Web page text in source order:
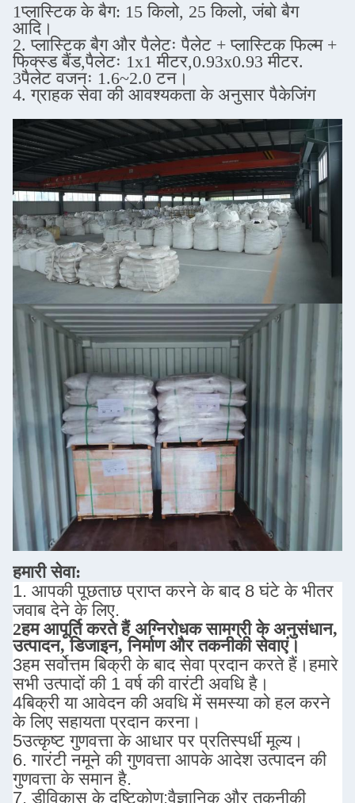
1प्लास्टिक के बैग: 15 किलो, 25 किलो, जंबो बैग
आदि।
2. प्लास्टिक बैग और पैलेटः पैलेट + प्लास्टिक फिल्म +
फिक्स्ड बैंड,पैलेटः 1x1 मीटर,0.93x0.93 मीटर.
3पैलेट वजनः 1.6~2.0 टन।
4. ग्राहक सेवा की आवश्यकता के अनुसार पैकेजिंग
हमारी सेवा:
1. आपकी पूछताछ प्राप्त करने के बाद 8 घंटे के भीतर
जवाब देने के लिए.
2हम आपूर्ति करते हैं अग्निरोधक सामग्री के अनुसंधान,
उत्पादन, डिजाइन, निर्माण और तकनीकी सेवाएं।
3हम सर्वोत्तम बिक्री के बाद सेवा प्रदान करते हैं।हमारे
सभी उत्पादों की 1 वर्ष की वारंटी अवधि है।
4बिक्री या आवेदन की अवधि में समस्या को हल करने
के लिए सहायता प्रदान करना।
5उत्कृष्ट गुणवत्ता के आधार पर प्रतिस्पर्धी मूल्य।
6. गारंटी नमूने की गुणवत्ता आपके आदेश उत्पादन की
गुणवत्ता के समान है.
7. डीविकास के दृष्टिकोण:वैज्ञानिक और तकनीकी